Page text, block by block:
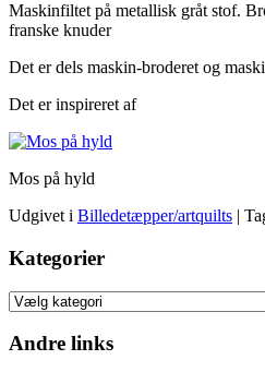
Maskinfiltet på metallisk gråt stof.
franske knuder
Det er dels maskin-broderet og
Det er inspireret af
Mos på hyld
Udgivet i Billedetæpper/artquilts |
Kategorier
Kategorier
Andre links